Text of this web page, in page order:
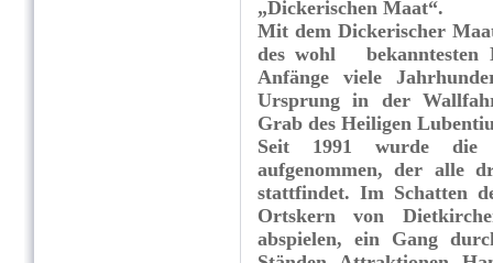
„Dickerischen Maat“.
Mit dem Dickerischer
des wohl ­ bekanntesten
Anfänge viele
Ursprung in der
Grab des Heiligen
Seit 1991 wurde die
aufgenommen, der alle
stattfindet. Im Schatten
Ortskern von
abspielen, ein Gang